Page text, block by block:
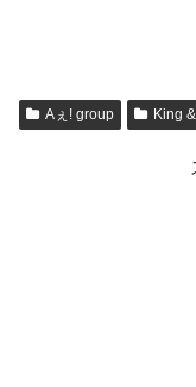
Aぇ! group King